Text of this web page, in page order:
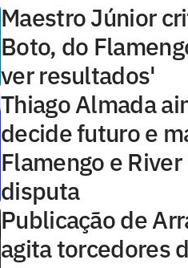
Maestro Júnior
Boto, do
ver resultados'
Thiago Almada
decide futuro e
Flamengo e
disputa
Publicação de
agita torcedores